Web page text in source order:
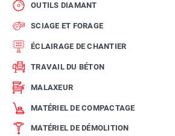
OUTILS DIAMANT
SCIAGE ET FORAGE
ÉCLAIRAGE DE CHANTIER
TRAVAIL DU BÉTON
MALAXEUR
MATÉRIEL DE COMPACTAGE
MATÉRIEL DE DÉMOLITION